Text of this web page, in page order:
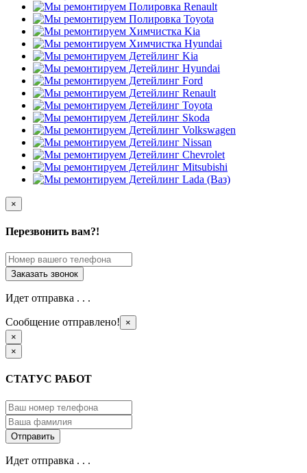
×
Перезвонить вам?!
Идет отправка . . .
Сообщение отправлено!
×
×
×
СТАТУС РАБОТ
Идет отправка . . .